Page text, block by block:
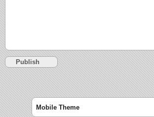
Mobile Theme